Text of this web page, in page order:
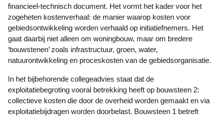
financieel-technisch document. Het vormt het kader voor het
zogeheten kostenverhaal: de manier waarop kosten voor
gebiedsontwikkeling worden verhaald op initiatiefnemers. Het
gaat daarbij niet alleen om woningbouw, maar om bredere
‘bouwstenen’ zoals infrastructuur, groen, water,
natuurontwikkeling en proceskosten van de gebiedsorganisatie.
In het bijbehorende collegeadvies staat dat de
exploitatiebegroting vooral betrekking heeft op bouwsteen 2:
collectieve kosten die door de overheid worden gemaakt en via
exploitatiebijdragen worden doorbelast. Bouwsteen 1 betreft